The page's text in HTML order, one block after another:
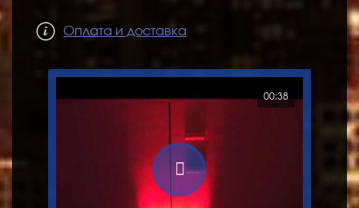
Оплата и доставка
00:38